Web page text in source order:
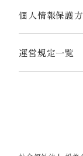
個人情報保護
運営規定一覧